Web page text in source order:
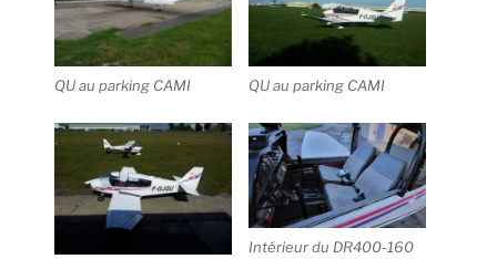
QU au parking CAMI QU au parking CAMI
Intérieur du DR400-160